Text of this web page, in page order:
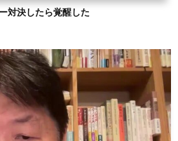
対決したら覚醒した